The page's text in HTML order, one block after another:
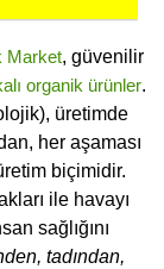
Market, güvenilir
organik ürünler.
üretimde
her aşaması
biçimidir.
ile havayı
sağlığını
tadından,